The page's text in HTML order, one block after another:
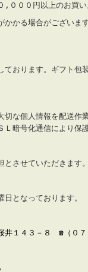
０００円以上のお買
かる場合がございま
ております。ギフト
切な個人情報を配送
暗号化通信により保
させていただきます
となっております。
井１４３－８ ☎（０